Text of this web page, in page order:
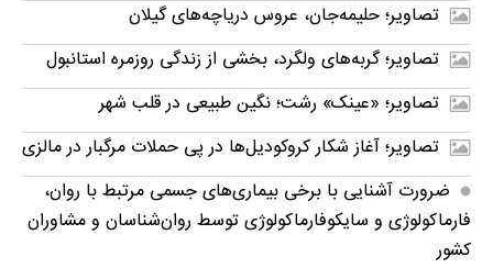
تصاویر؛ حلیمه‌جان، عروس دریاچه‌های گیلان
تصاویر؛ گربه‌های ولگرد، بخشی از زندگی روزمره استانبول
تصاویر؛ «عینک» رشت؛ نگین طبیعی در قلب شهر
تصاویر؛ آغاز شکار کروکودیل‌ها در پی حملات مرگبار در مالزی
ضرورت آشنایی با برخی بیماری‌های جسمی مرتبط با روان،
فارماکولوژی و سایکوفارماکولوژی توسط روان‌شناسان و مشاوران
کشور